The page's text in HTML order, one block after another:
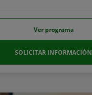
Ver programa
SOLICITAR INFORMACIÓN